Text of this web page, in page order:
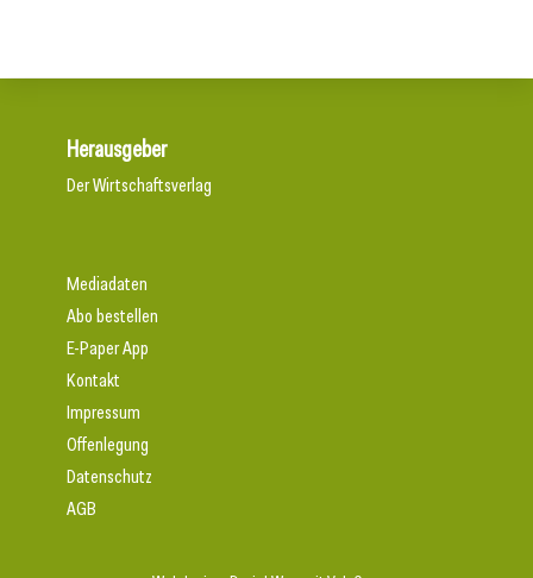
Herausgeber
Der Wirtschaftsverlag
Mediadaten
Abo bestellen
E-Paper App
Kontakt
Impressum
Offenlegung
Datenschutz
AGB